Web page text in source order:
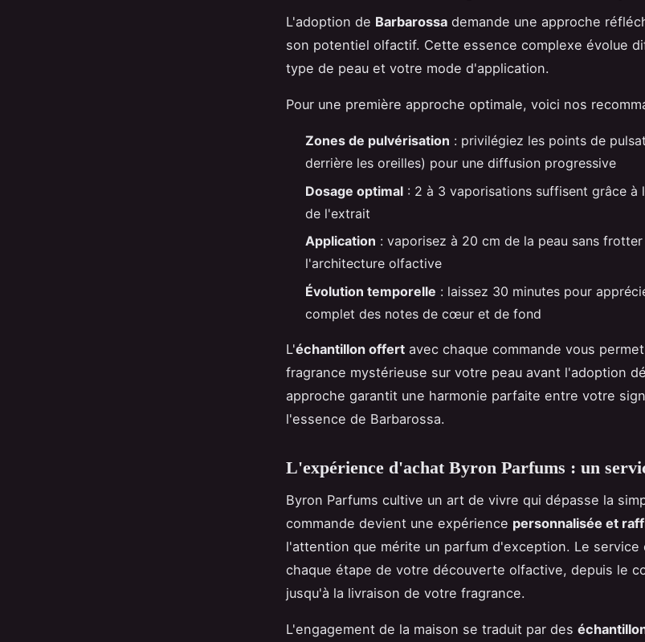
L'adoption de Barbarossa demande une approche
son potentiel olfactif. Cette essence complexe évolue
type de peau et votre mode d'application.
Pour une première approche optimale, voici nos
Zones de pulvérisation : privilégiez les points de
derrière les oreilles) pour une diffusion progressive
Dosage optimal : 2 à 3 vaporisations suffisent grâce à
de l'extrait
Application : vaporisez à 20 cm de la peau sans
l'architecture olfactive
Évolution temporelle : laissez 30 minutes pour
complet des notes de cœur et de fond
L'échantillon offert avec chaque commande vous
fragrance mystérieuse sur votre peau avant l'adoption
approche garantit une harmonie parfaite entre votre
l'essence de Barbarossa.
L'expérience d'achat Byron Parfums : un
Byron Parfums cultive un art de vivre qui dépasse la
commande devient une expérience personnalisée et
l'attention que mérite un parfum d'exception. Le service
chaque étape de votre découverte olfactive, depuis le
jusqu'à la livraison de votre fragrance.
L'engagement de la maison se traduit par des